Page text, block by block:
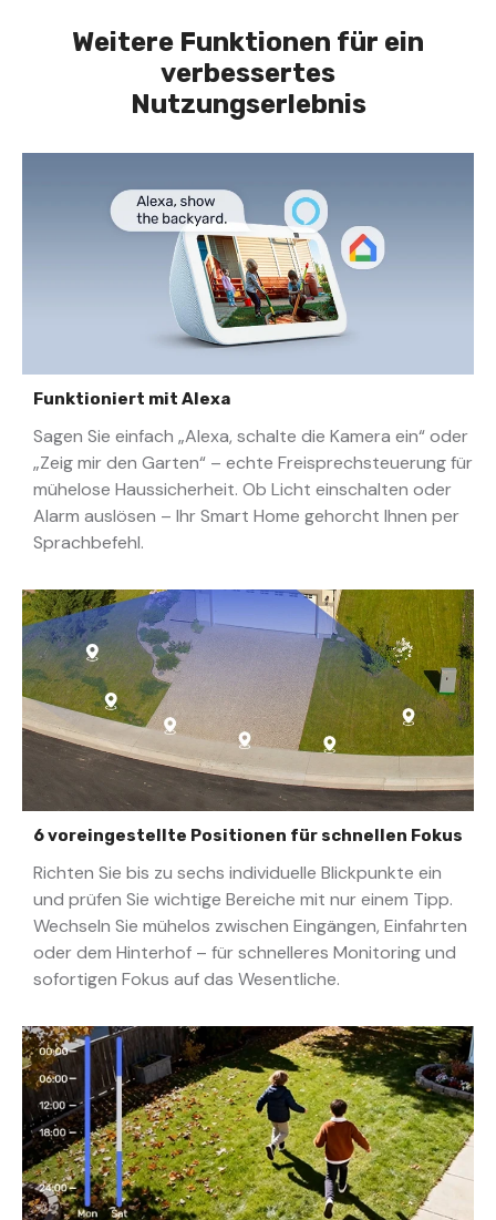
Weitere Funktionen für ein
verbessertes
Nutzungserlebnis
Funktioniert mit Alexa
Sagen Sie einfach „Alexa, schalte die Kamera ein“ oder
„Zeig mir den Garten“ – echte Freisprechsteuerung für
mühelose Haussicherheit. Ob Licht einschalten oder
Alarm auslösen – Ihr Smart Home gehorcht Ihnen per
Sprachbefehl.
6 voreingestellte Positionen für schnellen Fokus
Richten Sie bis zu sechs individuelle Blickpunkte ein
und prüfen Sie wichtige Bereiche mit nur einem Tipp.
Wechseln Sie mühelos zwischen Eingängen, Einfahrten
oder dem Hinterhof – für schnelleres Monitoring und
sofortigen Fokus auf das Wesentliche.